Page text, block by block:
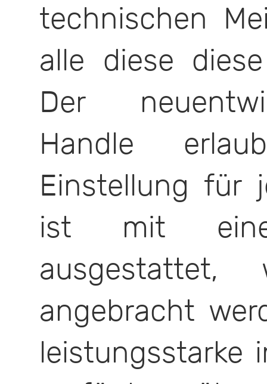
technischen
alle diese
Der
Handle
Einstellung für
ist mit
ausgestattet,
angebracht
leistungsstarke